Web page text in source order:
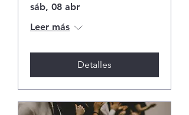
sáb, 08 abr
Leer más
Detalles